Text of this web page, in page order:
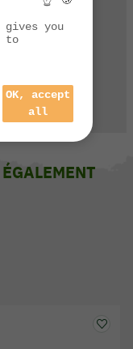
you
to
OK, accept
all